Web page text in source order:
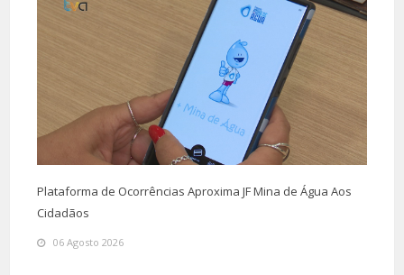
Plataforma de Ocorrências Aproxima JF Mina de Água Aos
Cidadãos
06 Agosto 2026